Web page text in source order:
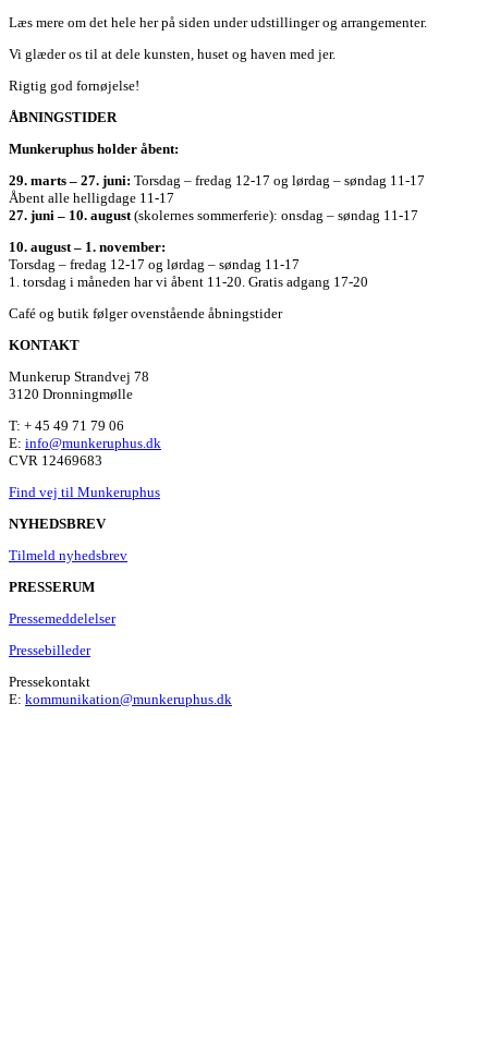
Læs mere om det hele her på siden under udstillinger og arrangementer.
Vi glæder os til at dele kunsten, huset og haven med jer.
Rigtig god fornøjelse!
ÅBNINGSTIDER
Munkeruphus holder åbent:
29. marts – 27. juni: Torsdag – fredag 12-17 og lørdag – søndag 11-17
Åbent alle helligdage 11-17
27. juni – 10. august (skolernes sommerferie): onsdag – søndag 11-17
10. august – 1. november:
Torsdag – fredag 12-17 og lørdag – søndag 11-17
1. torsdag i måneden har vi åbent 11-20. Gratis adgang 17-20
Café og butik følger ovenstående åbningstider
KONTAKT
Munkerup Strandvej 78
3120 Dronningmølle
T: + 45 49 71 79 06
E: info@munkeruphus.dk
CVR 12469683
Find vej til Munkeruphus
NYHEDSBREV
Tilmeld nyhedsbrev
PRESSERUM
Pressemeddelelser
Pressebilleder
Pressekontakt
E: kommunikation@munkeruphus.dk